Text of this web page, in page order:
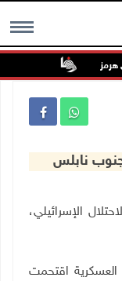
MENU
جنوب نابلس
الاحتلال الإسرائيلي،
العسكرية اقتحمت